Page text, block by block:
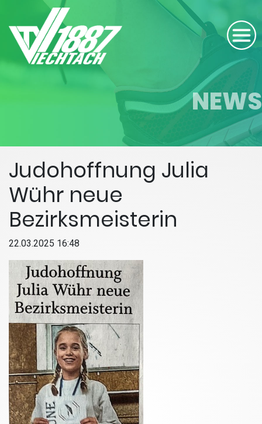
NEWS
Judohoffnung Julia
Wühr neue
Bezirksmeisterin
22.03.2025 16:48